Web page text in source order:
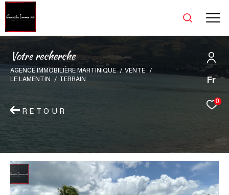
Fr
0
Votre recherche
AGENCE IMMOBILIÈRE MARTINIQUE
VENTE
LE LAMENTIN
TERRAIN
RETOUR